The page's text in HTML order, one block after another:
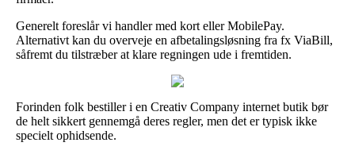
Generelt foreslår vi handler med kort eller MobilePay.
Alternativt kan du overveje en afbetalingsløsning fra fx ViaBill,
såfremt du tilstræber at klare regningen ude i fremtiden.
Forinden folk bestiller i en Creativ Company internet butik bør
de helt sikkert gennemgå deres regler, men det er typisk ikke
specielt ophidsende.